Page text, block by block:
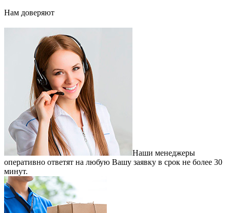
Нам доверяют
Наши менеджеры
оперативно ответят на любую Вашу заявку в срок не более 30
минут.